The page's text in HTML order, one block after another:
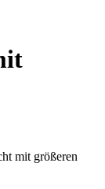
mit größeren